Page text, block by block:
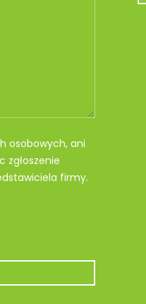
osobowych, ani
zgłoszenie
firmy.